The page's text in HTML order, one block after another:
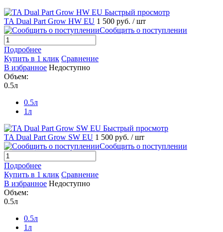
Быстрый просмотр
TA Dual Part Grow HW EU 1 500 руб. / шт
Сообщить о поступлении
Подробнее
Купить в 1 клик Сравнение
В избранное Недоступно
Объем:
0.5л
0.5л
1л
Быстрый просмотр
TA Dual Part Grow SW EU 1 500 руб. / шт
Сообщить о поступлении
Подробнее
Купить в 1 клик Сравнение
В избранное Недоступно
Объем:
0.5л
0.5л
1л